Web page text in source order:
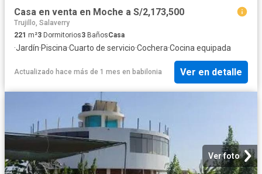
Casa en venta en Moche a S/2,173,500
Trujillo, Salaverry
221 m²3 Dormitorios3 BañosCasa
·Jardín·Piscina·Cuarto de servicio·Cochera·Cocina equipada
Actualizado hace más de 1 mes en babilonia Ver en detalle
Ver foto